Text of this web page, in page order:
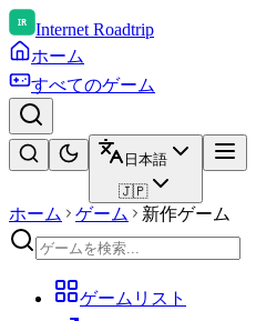
Internet Roadtrip
ホーム
すべてのゲーム
日本語
🇯🇵
ホーム ゲーム 新作ゲーム
ゲームリスト